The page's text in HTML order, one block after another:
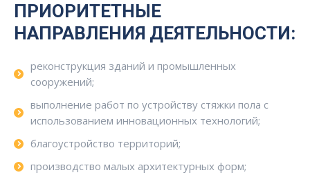
ПРИОРИТЕТНЫЕ
НАПРАВЛЕНИЯ ДЕЯТЕЛЬНОСТИ:
реконструкция зданий и промышленных
сооружений;
выполнение работ по устройству стяжки пола с
использованием инновационных технологий;
благоустройство территорий;
производство малых архитектурных форм;